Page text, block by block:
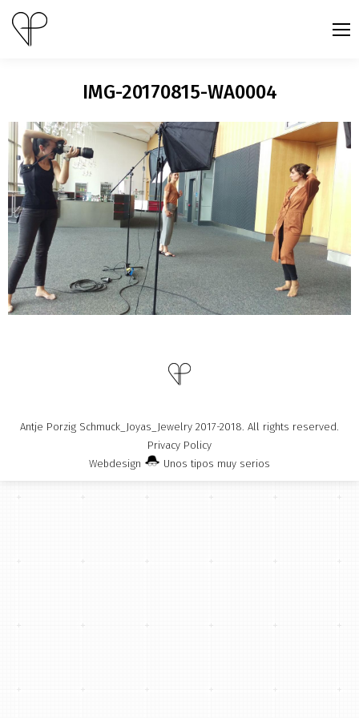
IMG-20170815-WA0004
Antje Porzig Schmuck_Joyas_Jewelry 2017-2018. All rights reserved.
Privacy Policy
Webdesign
Unos tipos muy serios